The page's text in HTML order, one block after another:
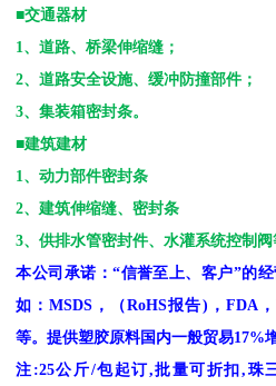
■交通器材
1 、道路、桥梁伸缩缝；
2、道路安全设施、缓冲防撞部件；
3、集装箱密封条。
■建筑建材
1 、动力部件密封条
2、建筑伸缩缝、密封条
3、供排水管密封件、水灌系统控制阀
本公司承诺：“信誉至上、客户”的经
如：MSDS ， （RoHS报告) ， FDA ，
等。提供塑胶原料国内一般贸易17%
注 :25公斤/包起订,批量可折扣, 珠